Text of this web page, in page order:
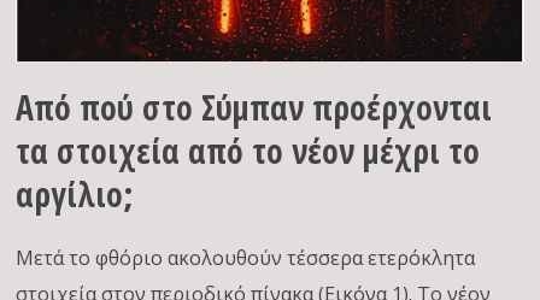
Από πού στο Σύμπαν προέρχονται
τα στοιχεία από το νέον μέχρι το
αργίλιο;
Μετά το φθόριο ακολουθούν τέσσερα ετερόκλητα
στοιχεία στον περιοδικό πίνακα (Εικόνα 1). Το νέον